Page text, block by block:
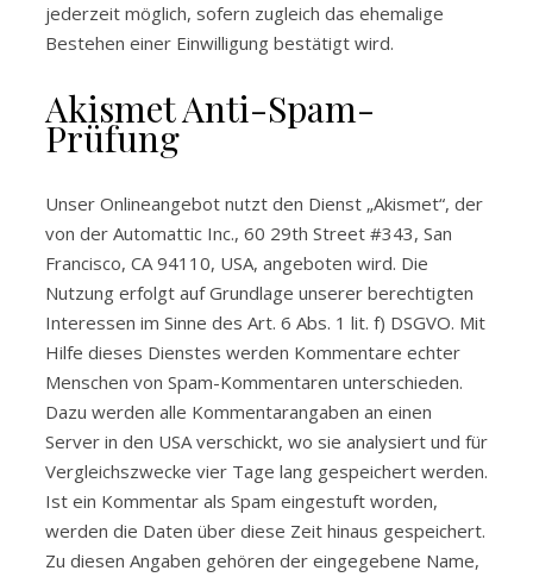
jederzeit möglich, sofern zugleich das ehemalige
Bestehen einer Einwilligung bestätigt wird.
Akismet Anti-Spam-
Prüfung
Unser Onlineangebot nutzt den Dienst „Akismet“, der
von der Automattic Inc., 60 29th Street #343, San
Francisco, CA 94110, USA, angeboten wird. Die
Nutzung erfolgt auf Grundlage unserer berechtigten
Interessen im Sinne des Art. 6 Abs. 1 lit. f) DSGVO. Mit
Hilfe dieses Dienstes werden Kommentare echter
Menschen von Spam-Kommentaren unterschieden.
Dazu werden alle Kommentarangaben an einen
Server in den USA verschickt, wo sie analysiert und für
Vergleichszwecke vier Tage lang gespeichert werden.
Ist ein Kommentar als Spam eingestuft worden,
werden die Daten über diese Zeit hinaus gespeichert.
Zu diesen Angaben gehören der eingegebene Name,